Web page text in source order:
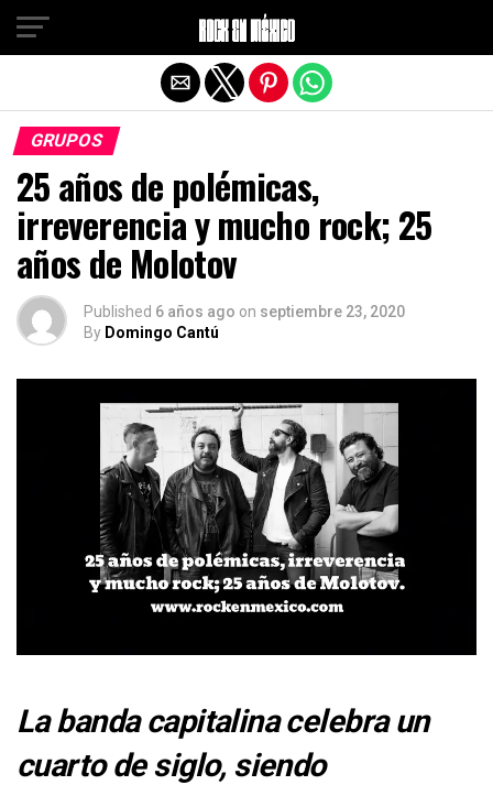
GRUPOS
25 años de polémicas,
irreverencia y mucho rock; 25
años de Molotov
Published 6 años ago on septiembre 23, 2020
By Domingo Cantú
La banda capitalina celebra un
cuarto de siglo, siendo
Salir de la versión móvil